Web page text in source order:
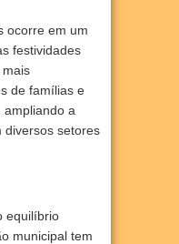
ocorre em um
festividades
de famílias e
ampliando a
diversos setores
equilíbrio
municipal tem